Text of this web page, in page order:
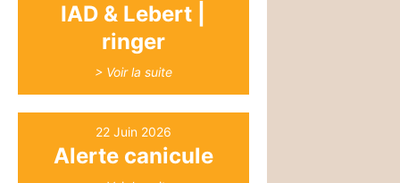
IAD & Lebert |
ringer
> Voir la suite
22 Juin 2026
Alerte canicule